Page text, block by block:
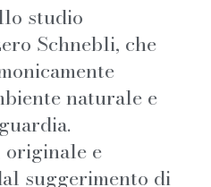
studio
Schnebli, che
naturale e
e
suggerimento di